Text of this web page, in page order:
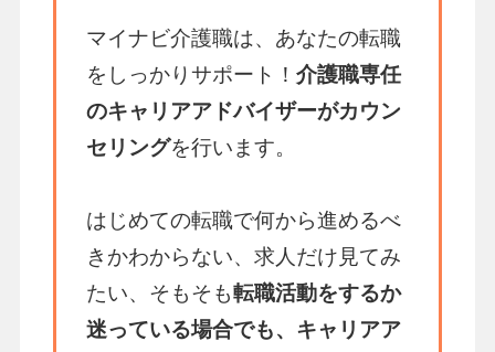
マイナビ介護職は、あなたの転職
をしっかりサポート！ 介護職専任
のキャリアアドバイザーがカウン
セリングを行います。
はじめての転職で何から進めるべ
きかわからない、求人だけ見てみ
たい、そもそも転職活動をするか
迷っている場合でも、キャリアア